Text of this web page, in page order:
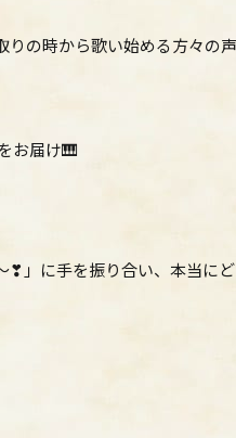
りの時から歌い始める方々の声
お届け🎹
❣」に手を振り合い、本当にど